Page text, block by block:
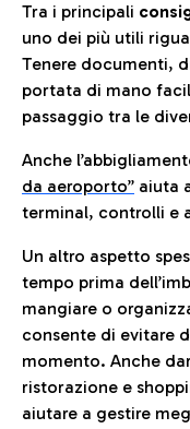
Tra i principali
uno dei più utili
Tenere documenti,
portata di mano
passaggio tra le
Anche
da aeroporto” aiuta
terminal, controlli e
Un altro aspetto
tempo prima
mangiare o
consente di evitare
momento. Anche
ristorazione e
aiutare a gestire